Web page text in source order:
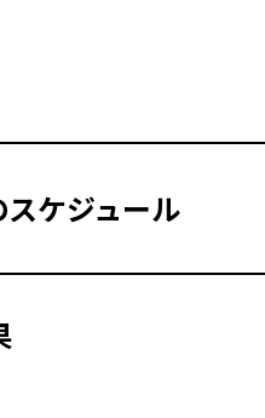
ケジュール